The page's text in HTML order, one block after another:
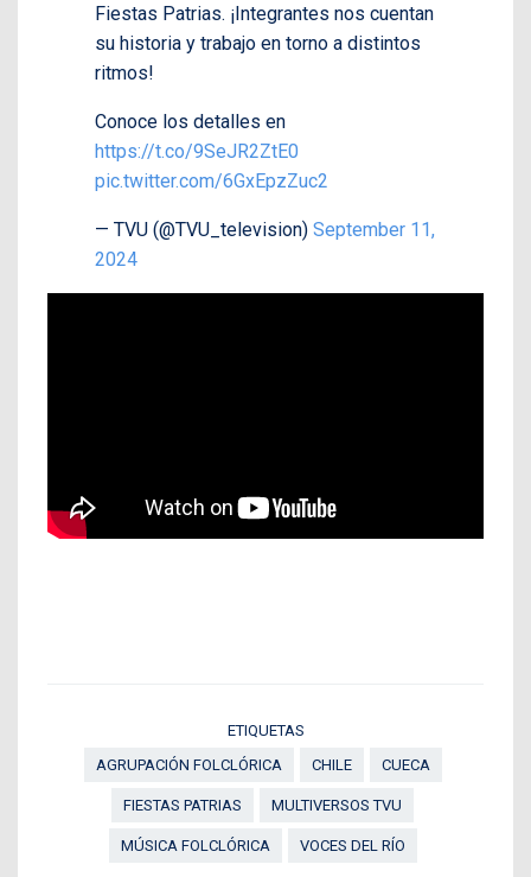
Fiestas Patrias. ¡Integrantes nos cuentan
su historia y trabajo en torno a distintos
ritmos!
Conoce los detalles en
https://t.co/9SeJR2ZtE0
pic.twitter.com/6GxEpzZuc2
— TVU (@TVU_television) September 11,
2024
ETIQUETAS
AGRUPACIÓN FOLCLÓRICA
CHILE CUECA
FIESTAS PATRIAS MULTIVERSOS TVU
MÚSICA FOLCLÓRICA VOCES DEL RÍO